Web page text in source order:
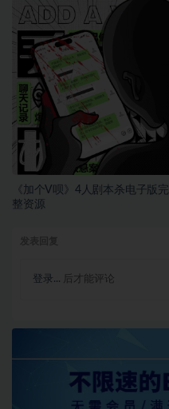
《加个V呗》4人剧本杀电子版完
整资源
登录... 后才能评论